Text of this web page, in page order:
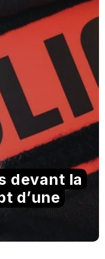
devant la
d’une